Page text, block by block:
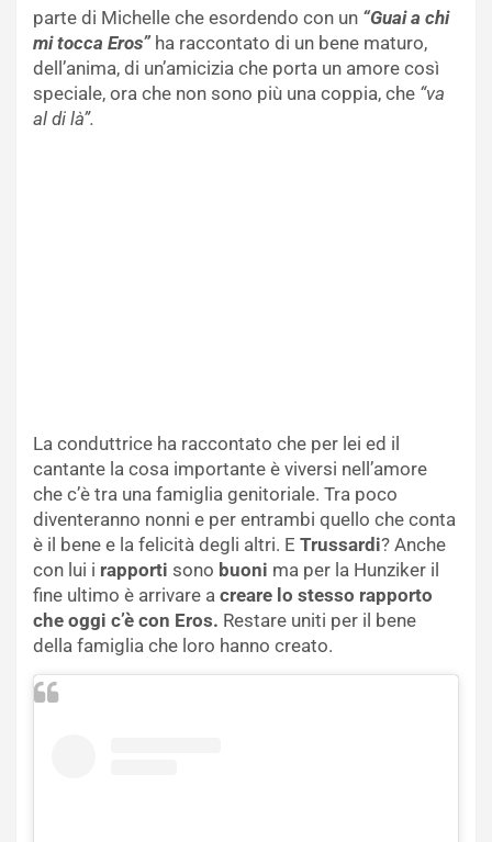
parte di Michelle che esordendo con un “Guai a chi
mi tocca Eros”ha raccontato di un bene maturo,
dell’anima, di un’amicizia che porta un amore così
speciale, ora che non sono più una coppia, che “va
al di là”.
La conduttrice ha raccontato che per lei ed il
cantante la cosa importante è viversi nell’amore
che c’è tra una famiglia genitoriale. Tra poco
diventeranno nonni e per entrambi quello che conta
è il bene e la felicità degli altri. E Trussardi? Anche
con lui i rapporti sono buoni ma per la Hunziker il
fine ultimo è arrivare a creare lo stesso rapporto
che oggi c’è con Eros. Restare uniti per il bene
della famiglia che loro hanno creato.